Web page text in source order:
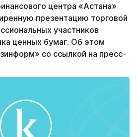
центра «Астана»
презентацию торговой
участников
ценных бумаг. Об этом
со ссылкой на пресс-